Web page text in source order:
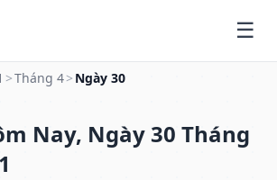
>Tháng 4> Ngày 30
Nay, Ngày 30 Tháng